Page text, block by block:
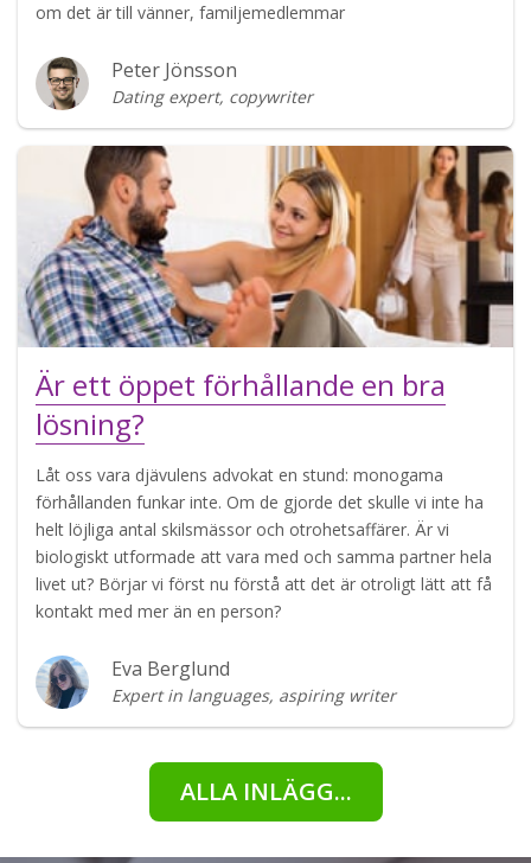
om det är till vänner, familjemedlemmar
Peter Jönsson
Dating expert, copywriter
Är ett öppet förhållande en bra
lösning?
Låt oss vara djävulens advokat en stund: monogama
förhållanden funkar inte. Om de gjorde det skulle vi inte ha
helt löjliga antal skilsmässor och otrohetsaffärer. Är vi
biologiskt utformade att vara med och samma partner hela
livet ut? Börjar vi först nu förstå att det är otroligt lätt att få
kontakt med mer än en person?
Eva Berglund
Expert in languages, aspiring writer
ALLA INLÄGG...